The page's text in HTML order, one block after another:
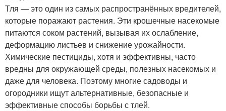
Тля — это один из самых распространённых вредителей,
которые поражают растения. Эти крошечные насекомые
питаются соком растений, вызывая их ослабление,
деформацию листьев и снижение урожайности.
Химические пестициды, хотя и эффективны, часто
вредны для окружающей среды, полезных насекомых и
даже для человека. Поэтому многие садоводы и
огородники ищут альтернативные, безопасные и
эффективные способы борьбы с тлей.